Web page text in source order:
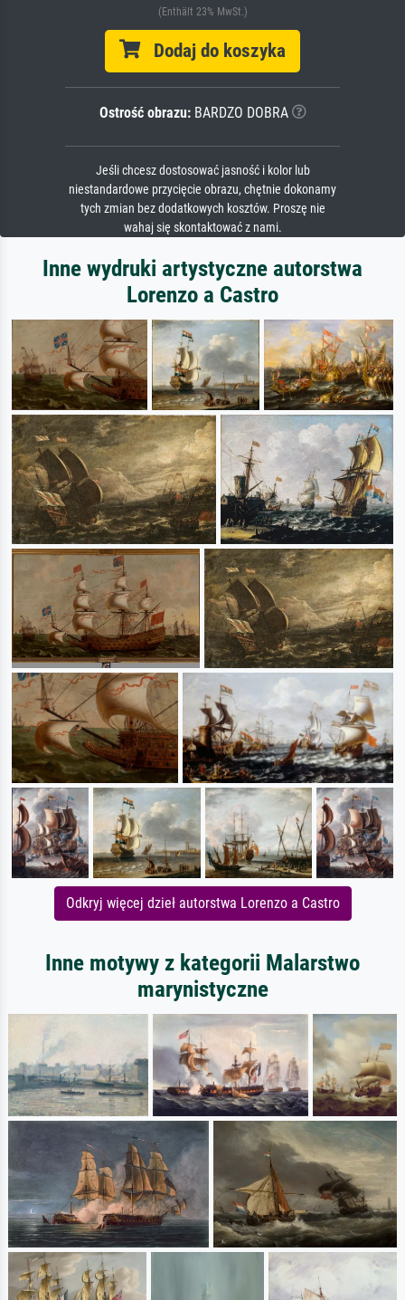
(Enthält 23% MwSt.)
Dodaj do koszyka
Ostrość obrazu:BARDZO DOBRA
Jeśli chcesz dostosować jasność i kolor lub
niestandardowe przycięcie obrazu, chętnie dokonamy
tych zmian bez dodatkowych kosztów. Proszę nie
wahaj się skontaktować z nami.
Inne wydruki artystyczne autorstwa
Lorenzo a Castro
Odkryj więcej dzieł autorstwa Lorenzo a Castro
Inne motywy z kategorii Malarstwo
marynistyczne